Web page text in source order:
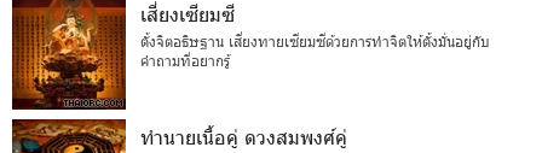
เสี่ยงเซียมซี
ตั้งจิตอธิษฐาน เสี่ยงทายเซียมซีด้วยการทำจิตให้ตั้งมั่นอยู่กับ
คำถามที่อยากรู้
ทำนายเนื้อคู่ ดวงสมพงศ์คู่